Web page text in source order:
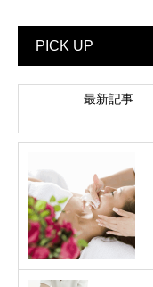
PICK UP
最新記事